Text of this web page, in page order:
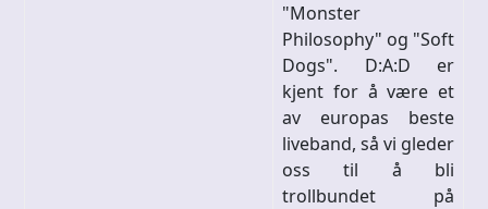
"Monster
Philosophy" og "Soft
Dogs". D:A:D er
kjent for å være et
av europas beste
liveband, så vi gleder
oss til å bli
trollbundet på